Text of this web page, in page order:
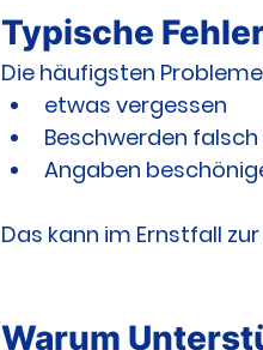
Typische
Die häufigsten
etwas vergessen
Beschwerden
Angaben
Das kann im Ernstfall
Warum